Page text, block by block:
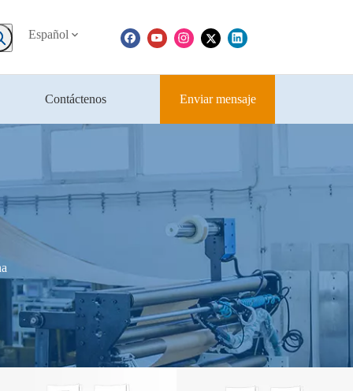
Español
Contáctenos Enviar mensaje